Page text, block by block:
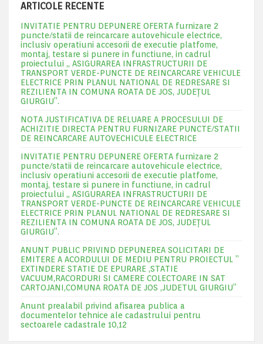
ARTICOLE RECENTE
INVITATIE PENTRU DEPUNERE OFERTA furnizare 2
puncte/statii de reincarcare autovehicule electrice,
inclusiv operatiuni accesorii de executie platfome,
montaj, testare si punere in functiune, in cadrul
proiectului „ ASIGURAREA INFRASTRUCTURII DE
TRANSPORT VERDE-PUNCTE DE REINCARCARE VEHICULE
ELECTRICE PRIN PLANUL NATIONAL DE REDRESARE SI
REZILIENTA IN COMUNA ROATA DE JOS, JUDEŢUL
GIURGIU”.
NOTA JUSTIFICATIVA DE RELUARE A PROCESULUI DE
ACHIZITIE DIRECTA PENTRU FURNIZARE PUNCTE/STATII
DE REINCARCARE AUTOVECHICULE ELECTRICE
INVITATIE PENTRU DEPUNERE OFERTA furnizare 2
puncte/statii de reincarcare autovehicule electrice,
inclusiv operatiuni accesorii de executie platfome,
montaj, testare si punere in functiune, in cadrul
proiectului „ ASIGURAREA INFRASTRUCTURII DE
TRANSPORT VERDE-PUNCTE DE REINCARCARE VEHICULE
ELECTRICE PRIN PLANUL NATIONAL DE REDRESARE SI
REZILIENTA IN COMUNA ROATA DE JOS, JUDEŢUL
GIURGIU”.
ANUNT PUBLIC PRIVIND DEPUNEREA SOLICITARI DE
EMITERE A ACORDULUI DE MEDIU PENTRU PROIECTUL ”
EXTINDERE STATIE DE EPURARE ,STATIE
VACUUM,RACORDURI SI CAMERE COLECTOARE IN SAT
CARTOJANI,COMUNA ROATA DE JOS ,JUDETUL GIURGIU”
Anunt prealabil privind afisarea publica a
documentelor tehnice ale cadastrului pentru
sectoarele cadastrale 10,12